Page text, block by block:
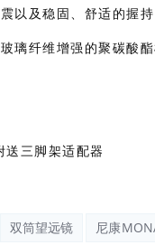
以及稳固、舒适的握持
璃纤维增强的聚碳酸
三脚架适配器
双筒望远镜 尼康